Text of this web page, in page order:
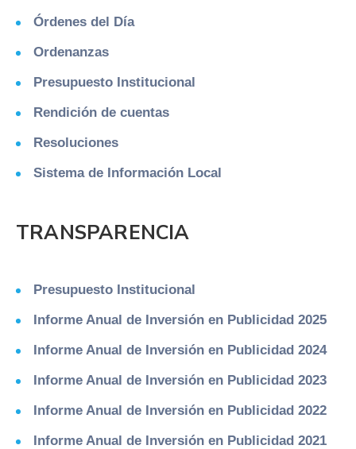
Órdenes del Día
Ordenanzas
Presupuesto Institucional
Rendición de cuentas
Resoluciones
Sistema de Información Local
TRANSPARENCIA
Presupuesto Institucional
Informe Anual de Inversión en Publicidad 2025
Informe Anual de Inversión en Publicidad 2024
Informe Anual de Inversión en Publicidad 2023
Informe Anual de Inversión en Publicidad 2022
Informe Anual de Inversión en Publicidad 2021